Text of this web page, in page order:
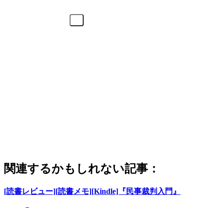
関連するかもしれない記事：
[読書レビュー][読書メモ][Kindle]『民事裁判入門』